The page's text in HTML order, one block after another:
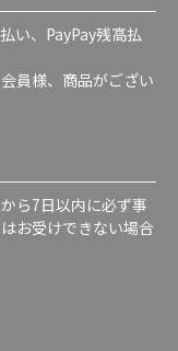
い、PayPay残高払
員様、商品がござい
ら7日以内に必ず事
お受けできない場合